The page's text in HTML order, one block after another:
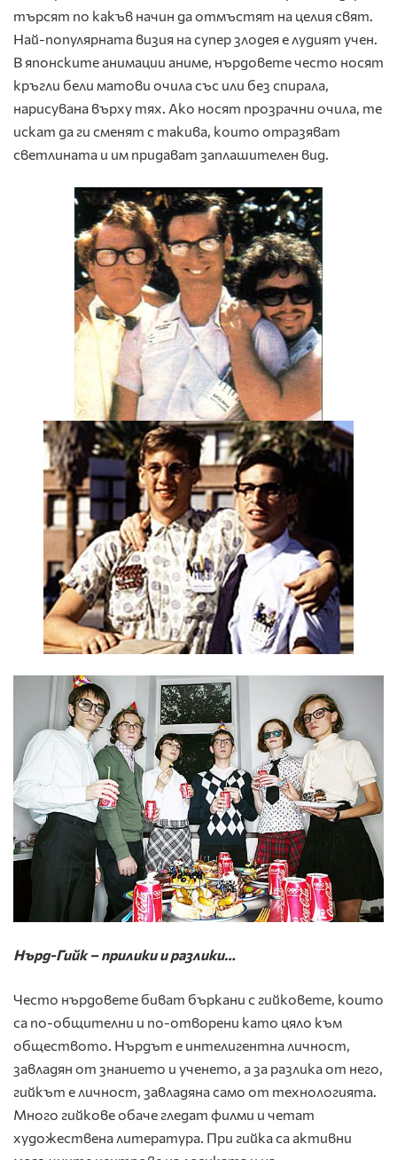
търсят по какъв начин да отмъстят на целия свят.
Най-популярната визия на супер злодея е лудият учен.
В японските анимации аниме, нърдовете често носят
кръгли бели матови очила със или без спирала,
нарисувана върху тях. Ако носят прозрачни очила, те
искат да ги сменят с такива, които отразяват
светлината и им придават заплашителен вид.
Нърд-Гийк – прилики и разлики…
Често нърдовете биват бъркани с гийковете, които
са по-общителни и по-отворени като цяло към
обществото. Нърдът е интелигентна личност,
завладян от знанието и ученето, а за разлика от него,
гийкът е личност, завладяна само от технологията.
Много гийкове обаче гледат филми и четат
художествена литература. При гийка са активни